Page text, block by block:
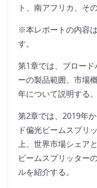
ト、南アフリカ、その
※本レポートの内容
す。
第1章では、ブロー
ーの製品範囲、市場
年について説明する。
第2章では、2019年
ド偏光ビームスプリ
上、世界市場シェア
ビームスプリッター
ルを紹介する。